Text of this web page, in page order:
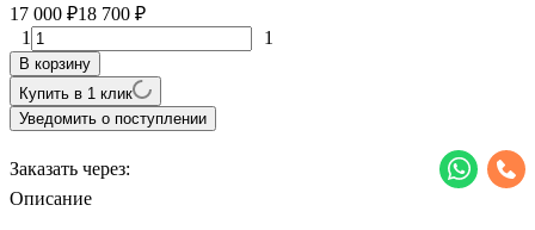
17 000 ₽18 700 ₽
1 1
В корзину
Купить в 1 клик
Уведомить о поступлении
Заказать через:
Описание